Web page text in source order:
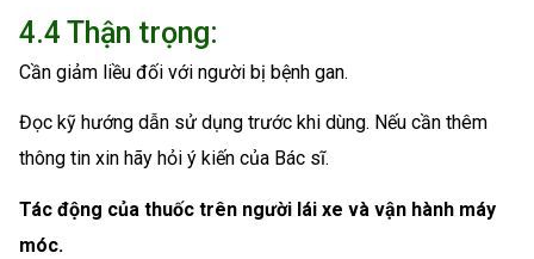
4.4 Thận trọng:
Cần giảm liều đối với người bị bệnh gan.
Đọc kỹ hướng dẫn sử dụng trước khi dùng. Nếu cần thêm
thông tin xin hãy hỏi ý kiến của Bác sĩ.
Tác động của thuốc trên người lái xe và vận hành máy
móc.